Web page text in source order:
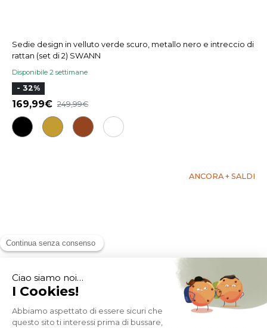
Sedie design in velluto verde scuro, metallo nero e intreccio di
rattan (set di 2) SWANN
Disponibile 2 settimane
- 32%
169,99 249,99
ANCORA + SALDI